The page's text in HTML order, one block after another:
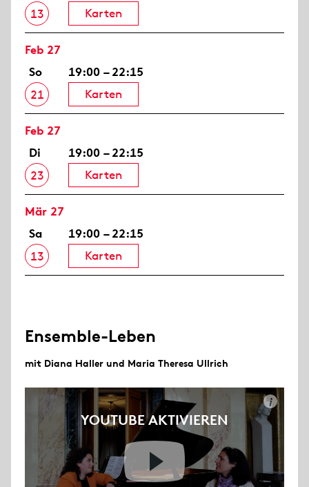
13
Karten
Feb 27
So
21
19:00 – 22:15
Karten
Feb 27
Di
23
19:00 – 22:15
Karten
Mär 27
Sa
13
19:00 – 22:15
Karten
Ensemble-Leben
mit Diana Haller und Maria Theresa Ullrich
YOUTUBE AKTIVIEREN
i